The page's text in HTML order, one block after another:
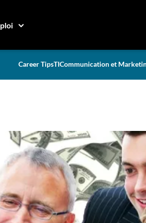
Career TipsTICommunication et
salariale
une